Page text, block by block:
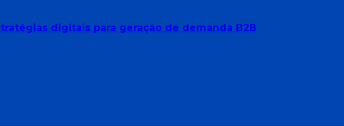
digitais para geração de demanda B2B